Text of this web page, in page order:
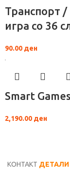
Транспорт
игра со 36
90.00 ден
Smart
2,190.00 ден
КОНТАКТ ДЕТАЛИ